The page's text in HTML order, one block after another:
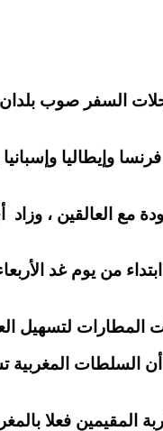
وإيطاليا
مع العالقين ،
من يوم غد
لتسهيل
الوزارية للتنسيق وتتبع
المقيمين فعلا